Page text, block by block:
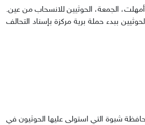
الجمعة، الحوثيين للانسحاب من عين.
ببدء حملة برية مركزة بإسناد التحالف
شبوة التي استولى عليها الحوثيون في